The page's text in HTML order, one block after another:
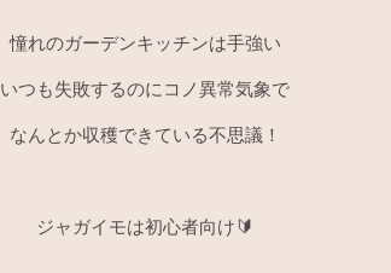
憧れのガーデンキッチンは手強い
いつも失敗するのにコノ異常気象で
なんとか収穫できている不思議！
ジャガイモは初心者向け🔰